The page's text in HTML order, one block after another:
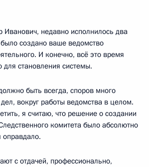
Иванович, недавно исполнилось два
было создано ваше ведомство
И конечно, всё это время
становления системы.
быть всегда, споров много
вокруг работы ведомства в целом.
я считаю, что решение о создании
комитета было абсолютно
с отдачей, профессионально,